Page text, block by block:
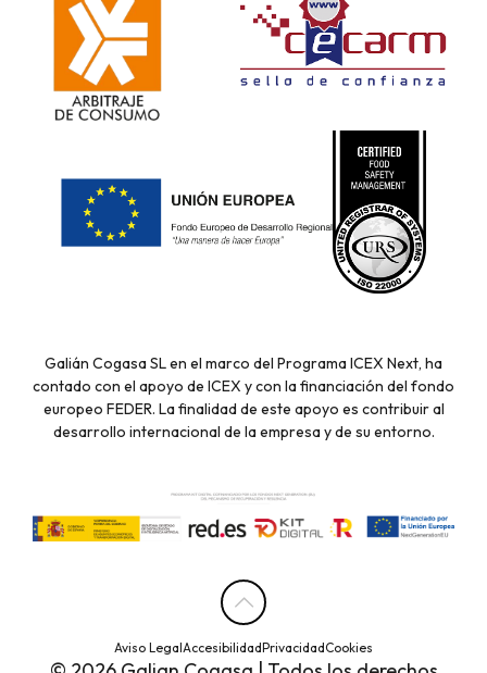
Galián Cogasa SL en el marco del Programa ICEX Next, ha
contado con el apoyo de ICEX y con la financiación del fondo
europeo FEDER. La finalidad de este apoyo es contribuir al
desarrollo internacional de la empresa y de su entorno.
Aviso LegalAccesibilidadPrivacidadCookies